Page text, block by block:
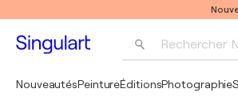
Rechercher
NouveautésPeintureÉditionsPhotographie